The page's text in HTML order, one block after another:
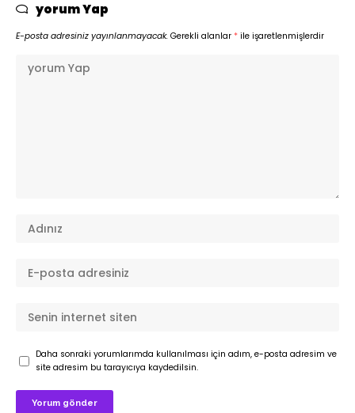
yorum Yap
E-posta adresiniz yayınlanmayacak. Gerekli alanlar * ile işaretlenmişlerdir
Daha sonraki yorumlarımda kullanılması için adım, e-posta adresim ve
site adresim bu tarayıcıya kaydedilsin.